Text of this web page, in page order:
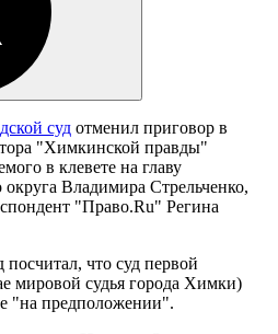
суд отменил приговор в
"Химкинской правды"
в клевете на главу
Владимира Стрельченко,
"Право.Ru" Регина
что суд первой
мировой судья города Химки)
"на предположении".